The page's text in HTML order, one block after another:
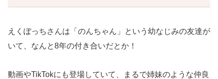
えくぼっちさんは「のんちゃん」という幼なじみの友達が
いて、なんと8年の付き合いだとか！
動画やTikTokにも登場していて、まるで姉妹のような仲良